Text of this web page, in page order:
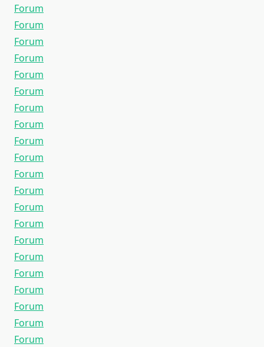
Forum
Forum
Forum
Forum
Forum
Forum
Forum
Forum
Forum
Forum
Forum
Forum
Forum
Forum
Forum
Forum
Forum
Forum
Forum
Forum
Forum